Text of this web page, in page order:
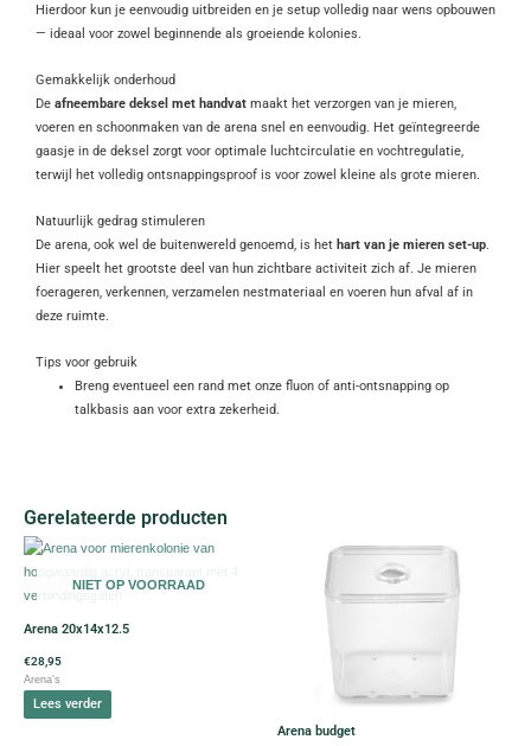
Hierdoor kun je eenvoudig uitbreiden en je setup volledig naar wens opbouwen
— ideaal voor zowel beginnende als groeiende kolonies.
Gemakkelijk onderhoud
De afneembare deksel met handvat maakt het verzorgen van je mieren,
voeren en schoonmaken van de arena snel en eenvoudig. Het geïntegreerde
gaasje in de deksel zorgt voor optimale luchtcirculatie en vochtregulatie,
terwijl het volledig ontsnappingsproof is voor zowel kleine als grote mieren.
Natuurlijk gedrag stimuleren
De arena, ook wel de buitenwereld genoemd, is het hart van je mieren set-up.
Hier speelt het grootste deel van hun zichtbare activiteit zich af. Je mieren
foerageren, verkennen, verzamelen nestmateriaal en voeren hun afval af in
deze ruimte.
Tips voor gebruik
Breng eventueel een rand met onze fluon of anti-ontsnapping op
talkbasis aan voor extra zekerheid.
Gerelateerde producten
NIET OP VOORRAAD
Arena 20x14x12.5
€28,95
Arena's
Lees verder
Arena budget
Dit
product
heeft
optie